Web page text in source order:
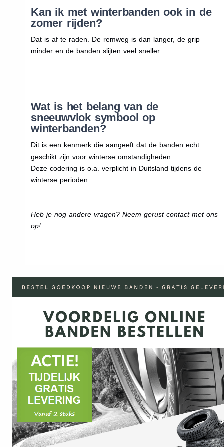
Kan ik met winterbanden ook in de
zomer rijden?
Dat is af te raden. De remweg is dan langer, de grip
minder en de banden slijten veel sneller.
Wat is het belang van de
sneeuwvlok symbool op
winterbanden?
Dit is een kenmerk die aangeeft dat de banden echt
geschikt zijn voor winterse omstandigheden.
Deze codering is o.a. verplicht in Duitsland tijdens de
winterse perioden.
Heb je nog andere vragen? Neem gerust contact met ons
op!